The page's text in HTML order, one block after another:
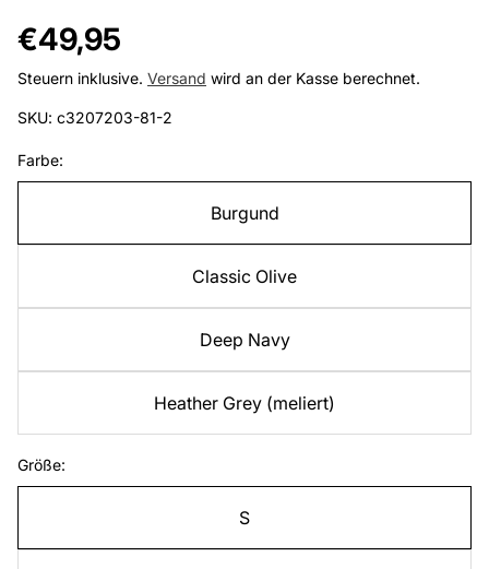
Regulärer
Preis
€49,95
Steuern inklusive. Versand wird an der Kasse berechnet.
SKU: c3207203-81-2
Farbe:
Burgund
Classic Olive
Deep Navy
Heather Grey (meliert)
Größe:
S